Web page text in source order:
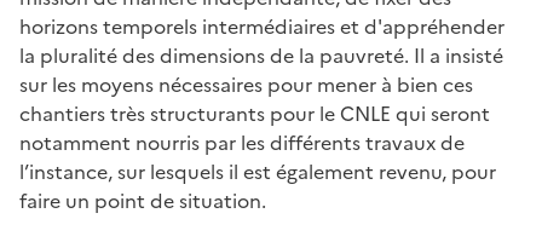
horizons temporels intermédiaires et d'appréhender
la pluralité des dimensions de la pauvreté. Il a insisté
sur les moyens nécessaires pour mener à bien ces
chantiers très structurants pour le CNLE qui seront
notamment nourris par les différents travaux de
l’instance, sur lesquels il est également revenu, pour
faire un point de situation.